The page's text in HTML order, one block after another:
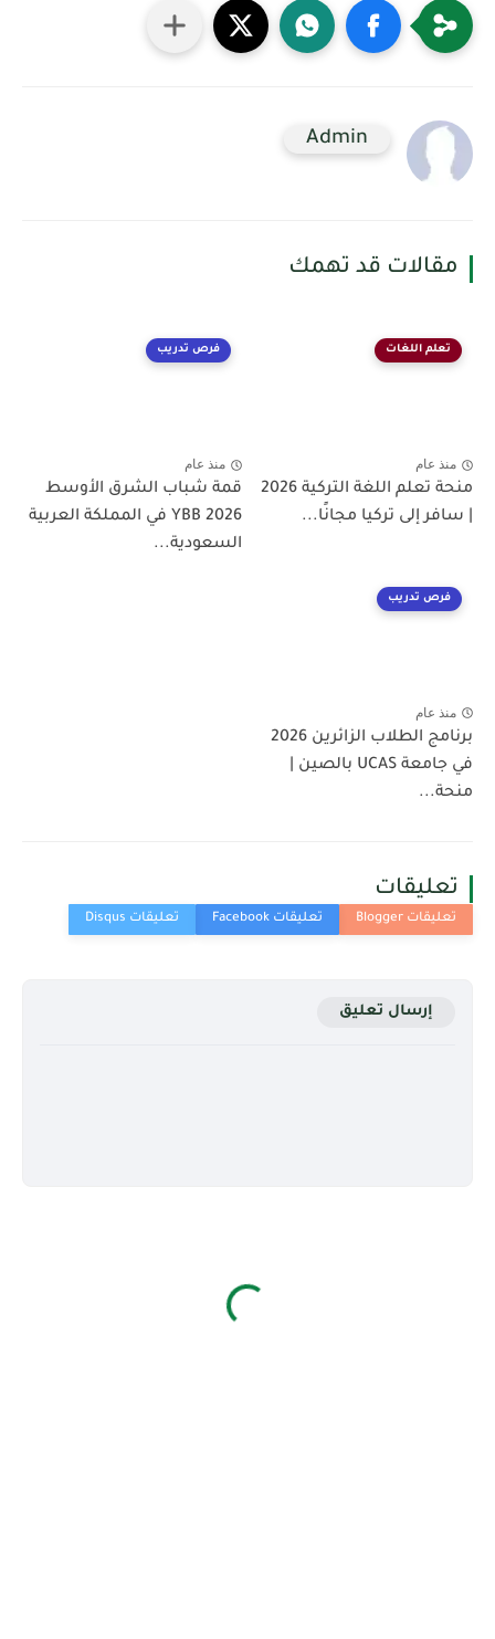
Admin
مقالات قد تهمك
تعلم اللغات
منذ عام
منحة تعلم اللغة التركية 2026
| سافر إلى تركيا مجانًا...
فرص تدريب
منذ عام
قمة شباب الشرق الأوسط
YBB 2026 في المملكة العربية
السعودية...
فرص تدريب
منذ عام
برنامج الطلاب الزائرين 2026
في جامعة UCAS بالصين |
منحة...
تعليقات
إرسال تعليق